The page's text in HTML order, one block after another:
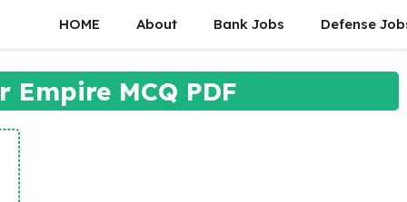
HOME About Bank Jobs Defense
MCQ PDF